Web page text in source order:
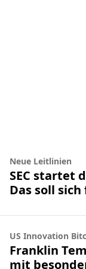
Neue Leitlinien
SEC startet
Das soll
US Innovation
Franklin
mit